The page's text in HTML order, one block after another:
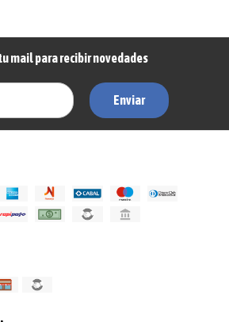
mail para recibir novedades
Enviar